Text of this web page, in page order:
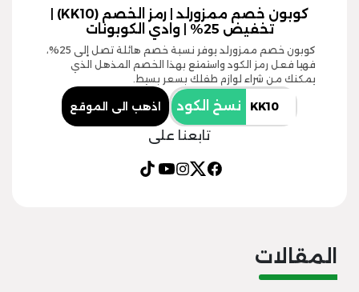
كوبون خصم ممزورلد | رمز الخصم (KK10) |
تخفيض 25% | وادي الكوبونات
كوبون خصم ممزورلد يوفر نسبة خصم هائلة تصل إلى 25%،
فهيا فعل رمز الكود واستمتع بهذا الخصم المذهل الذي
يمكنك من شراء لوازم طفلك بسعر بسيط.
نسخ الكود اذهب الى الموقع
تابعنا على
المقالات